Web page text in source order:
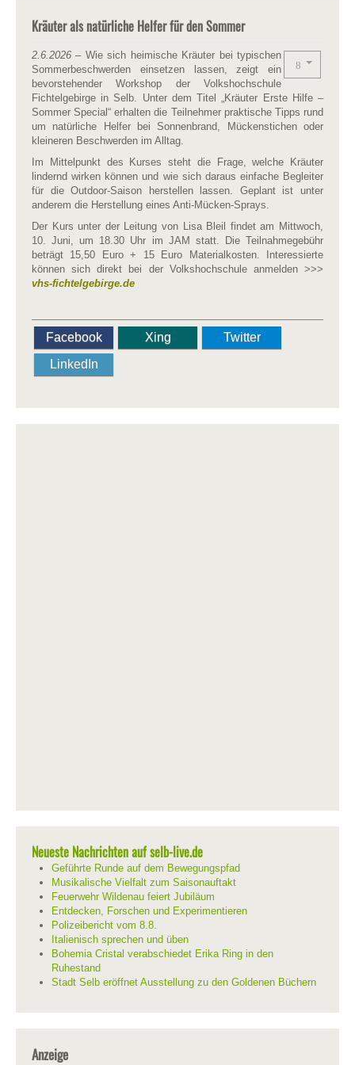
Kräuter als natürliche Helfer für den Sommer
2.6.2026 – Wie sich heimische Kräuter bei typischen
Sommerbeschwerden einsetzen lassen, zeigt ein
bevorstehender Workshop der Volkshochschule
Fichtelgebirge in Selb. Unter dem Titel „Kräuter Erste Hilfe –
Sommer Special“ erhalten die Teilnehmer praktische Tipps rund
um natürliche Helfer bei Sonnenbrand, Mückenstichen oder
kleineren Beschwerden im Alltag.
Im Mittelpunkt des Kurses steht die Frage, welche Kräuter
lindernd wirken können und wie sich daraus einfache Begleiter
für die Outdoor-Saison herstellen lassen. Geplant ist unter
anderem die Herstellung eines Anti-Mücken-Sprays.
Der Kurs unter der Leitung von Lisa Bleil findet am Mittwoch,
10. Juni, um 18.30 Uhr im JAM statt. Die Teilnahmegebühr
beträgt 15,50 Euro + 15 Euro Materialkosten. Interessierte
können sich direkt bei der Volkshochschule anmelden >>>
vhs-fichtelgebirge.de
Facebook Xing
Twitter
LinkedIn
Neueste Nachrichten auf selb-live.de
Geführte Runde auf dem Bewegungspfad
Musikalische Vielfalt zum Saisonauftakt
Feuerwehr Wildenau feiert Jubiläum
Entdecken, Forschen und Experimentieren
Polizeibericht vom 8.8.
Italienisch sprechen und üben
Bohemia Cristal verabschiedet Erika Ring in den
Ruhestand
Stadt Selb eröffnet Ausstellung zu den Goldenen Büchern
Anzeige